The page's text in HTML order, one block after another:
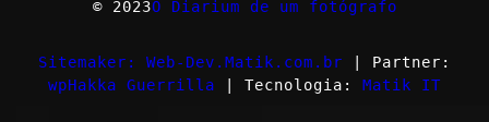
© 2023O Diarium de um fotógrafo
Sitemaker: Web-Dev.Matik.com.br | Partner:
wpHakka Guerrilla | Tecnologia: Matik IT